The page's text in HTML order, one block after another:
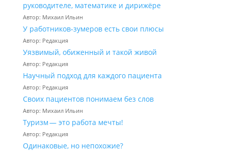
руководителе, математике и дирижёре
Автор: Михаил Ильин
У работников‑зумеров есть свои плюсы
Автор: Редакция
Уязвимый, обиженный и такой живой
Автор: Редакция
Научный подход для каждого пациента
Автор: Редакция
Своих пациентов понимаем без слов
Автор: Михаил Ильин
Туризм — это работа мечты!
Автор: Редакция
Одинаковые, но непохожие?